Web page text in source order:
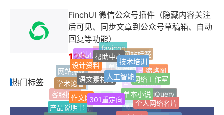
FinchUI 微信公众号插件（隐藏内容关注
后可见、同步文章到公众号草稿箱、自动
回复等功能）
128
热门标签
Z-blogPHP
FinchUI
网址导航
单页网站
Z-Blog插件
微信公众号
响应式
自适应
Jquery
博客网站最新标签
热门标签
随机标签
客服插件
网站搬家
网站信息
favicon
网站标签
缩略图
jQuery
产品说明书
学术论著
设计资料
帮助中心
技术培训
网络工作室
个人网络名片
作文网
语文素材网人工智能
单本小说
一本好书
301重定向